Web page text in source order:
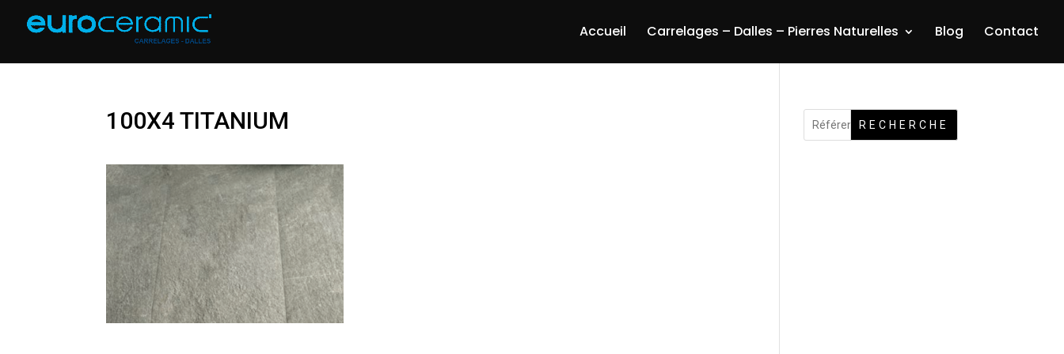
Accueil Carrelages – Dalles – Pierres Naturelles Blog Contact
100X4 TITANIUM RECHERCHE